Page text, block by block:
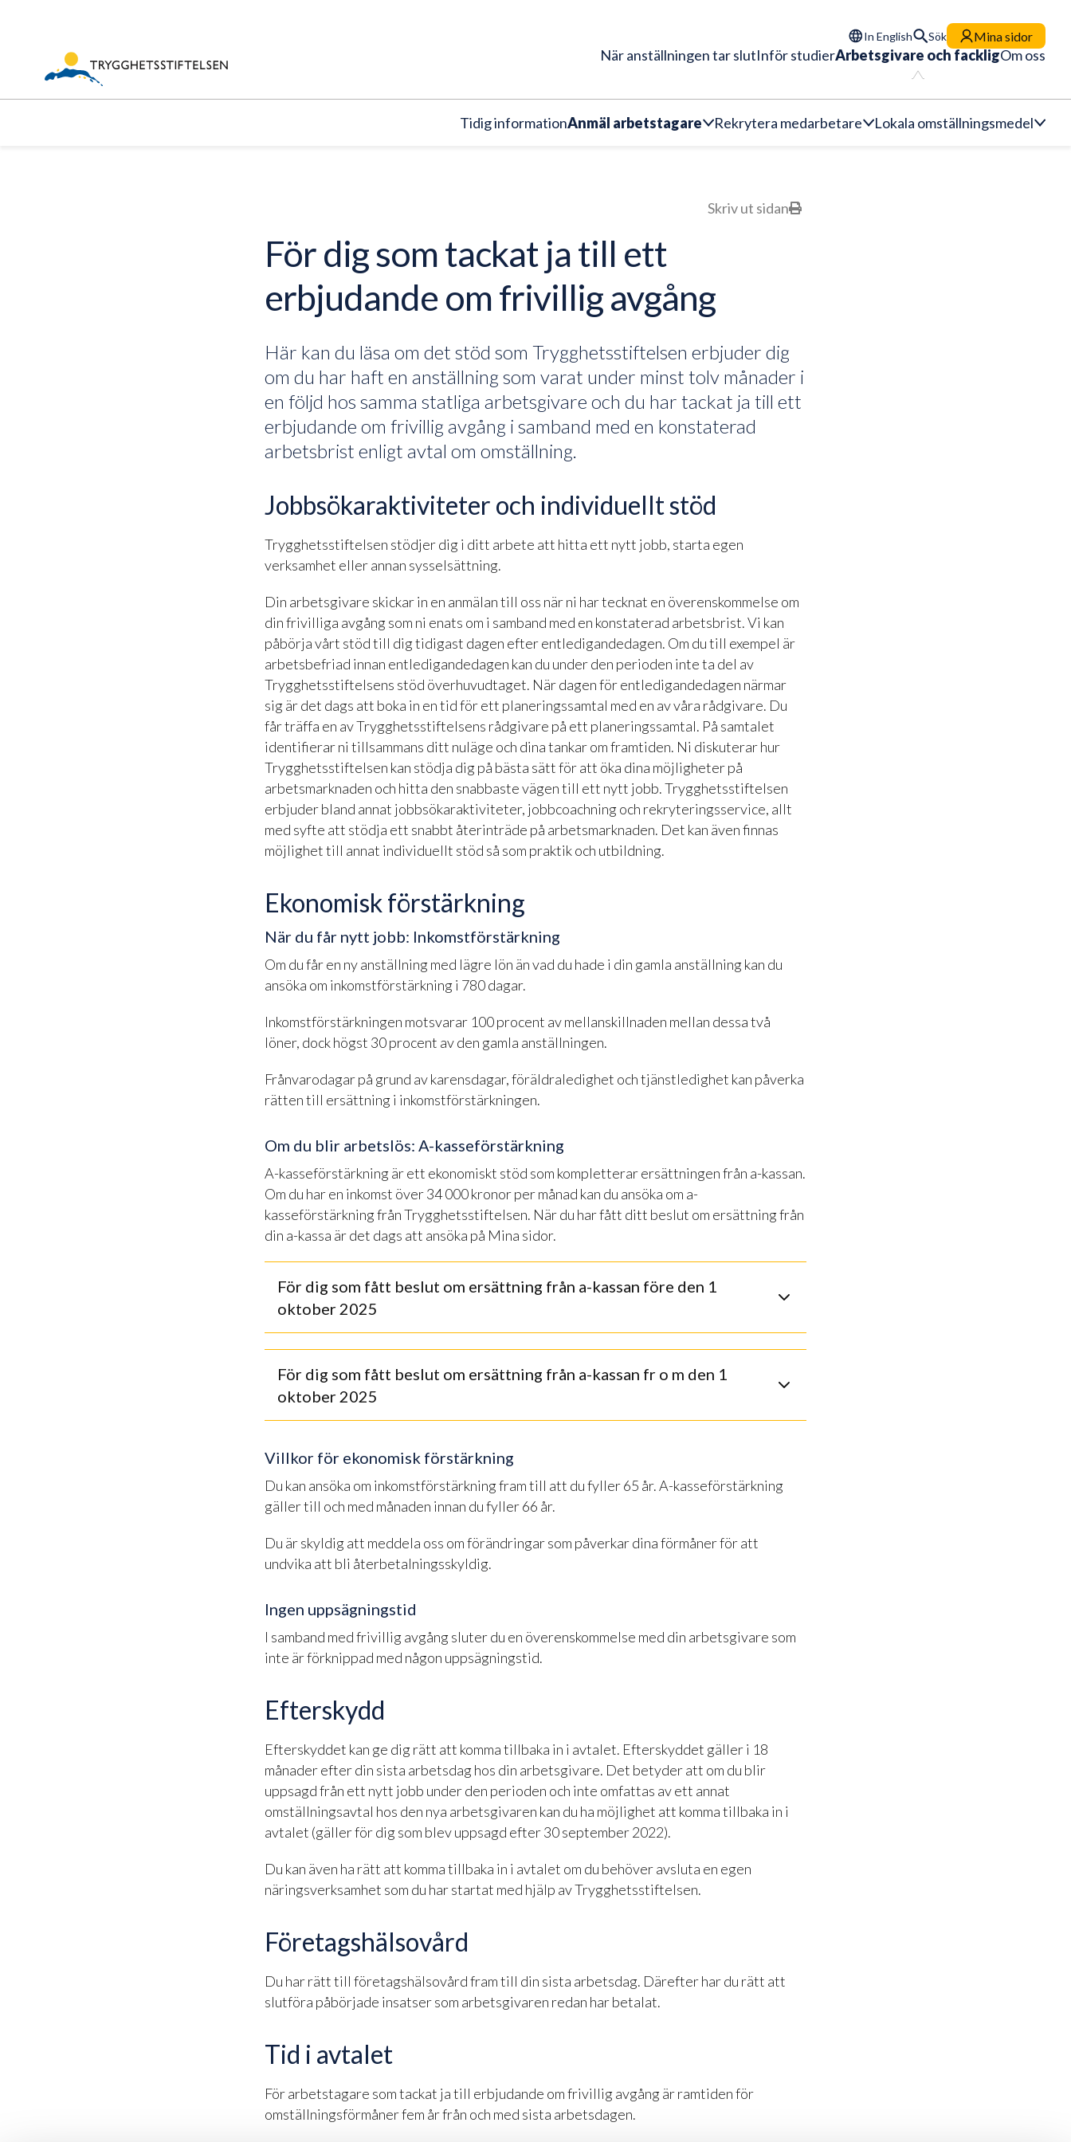
In English Sök Mina sidor
När anställningen tar slutInför studierArbetsgivare och fackligOm oss
Tidig informationAnmäl arbetstagare Rekrytera medarbetare Lokala omställningsmedel
Skriv ut sidan
För dig som tackat ja till ett
erbjudande om frivillig avgång
Här kan du läsa om det stöd som Trygghetsstiftelsen erbjuder dig
om du har haft en anställning som varat under minst tolv månader i
en följd hos samma statliga arbetsgivare och du har tackat ja till ett
erbjudande om frivillig avgång i samband med en konstaterad
arbetsbrist enligt avtal om omställning.
Jobbsökaraktiviteter och individuellt stöd
Trygghetsstiftelsen stödjer dig i ditt arbete att hitta ett nytt jobb, starta egen
verksamhet eller annan sysselsättning.
Din arbetsgivare skickar in en anmälan till oss när ni har tecknat en överenskommelse om
din frivilliga avgång som ni enats om i samband med en konstaterad arbetsbrist. Vi kan
påbörja vårt stöd till dig tidigast dagen efter entledigandedagen. Om du till exempel är
arbetsbefriad innan entledigandedagen kan du under den perioden inte ta del av
Trygghetsstiftelsens stöd överhuvudtaget. När dagen för entledigandedagen närmar
sig är det dags att boka in en tid för ett planeringssamtal med en av våra rådgivare. Du
får träffa en av Trygghetsstiftelsens rådgivare på ett planeringssamtal. På samtalet
identifierar ni tillsammans ditt nuläge och dina tankar om framtiden. Ni diskuterar hur
Trygghetsstiftelsen kan stödja dig på bästa sätt för att öka dina möjligheter på
arbetsmarknaden och hitta den snabbaste vägen till ett nytt jobb. Trygghetsstiftelsen
erbjuder bland annat jobbsökaraktiviteter, jobbcoachning och rekryteringsservice, allt
med syfte att stödja ett snabbt återinträde på arbetsmarknaden. Det kan även finnas
möjlighet till annat individuellt stöd så som praktik och utbildning.
Ekonomisk förstärkning
När du får nytt jobb: Inkomstförstärkning
Om du får en ny anställning med lägre lön än vad du hade i din gamla anställning kan du
ansöka om inkomstförstärkning i 780 dagar.
Inkomstförstärkningen motsvarar 100 procent av mellanskillnaden mellan dessa två
löner, dock högst 30 procent av den gamla anställningen.
Frånvarodagar på grund av karensdagar, föräldraledighet och tjänstledighet kan påverka
rätten till ersättning i inkomstförstärkningen.
Om du blir arbetslös: A-kasseförstärkning
A-kasseförstärkning är ett ekonomiskt stöd som kompletterar ersättningen från a-kassan.
Om du har en inkomst över 34 000 kronor per månad kan du ansöka om a-
kasseförstärkning från Trygghetsstiftelsen. När du har fått ditt beslut om ersättning från
din a-kassa är det dags att ansöka på Mina sidor.
För dig som fått beslut om ersättning från a-kassan före den 1
oktober 2025
För dig som fått beslut om ersättning från a-kassan fr o m den 1
oktober 2025
Villkor för ekonomisk förstärkning
Du kan ansöka om inkomstförstärkning fram till att du fyller 65 år. A-kasseförstärkning
gäller till och med månaden innan du fyller 66 år.
Du är skyldig att meddela oss om förändringar som påverkar dina förmåner för att
undvika att bli återbetalningsskyldig.
Ingen uppsägningstid
I samband med frivillig avgång sluter du en överenskommelse med din arbetsgivare som
inte är förknippad med någon uppsägningstid.
Efterskydd
Efterskyddet kan ge dig rätt att komma tillbaka in i avtalet. Efterskyddet gäller i 18
månader efter din sista arbetsdag hos din arbetsgivare. Det betyder att om du blir
uppsagd från ett nytt jobb under den perioden och inte omfattas av ett annat
omställningsavtal hos den nya arbetsgivaren kan du ha möjlighet att komma tillbaka in i
avtalet (gäller för dig som blev uppsagd efter 30 september 2022).
Du kan även ha rätt att komma tillbaka in i avtalet om du behöver avsluta en egen
näringsverksamhet som du har startat med hjälp av Trygghetsstiftelsen.
Företagshälsovård
Du har rätt till företagshälsovård fram till din sista arbetsdag. Därefter har du rätt att
slutföra påbörjade insatser som arbetsgivaren redan har betalat.
Tid i avtalet
För arbetstagare som tackat ja till erbjudande om frivillig avgång är ramtiden för
omställningsförmåner fem år från och med sista arbetsdagen.